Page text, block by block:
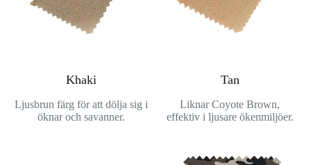
Khaki
Ljusbrun färg för att dölja sig i
öknar och savanner.
Tan
Liknar Coyote Brown,
effektiv i ljusare ökenmiljöer.